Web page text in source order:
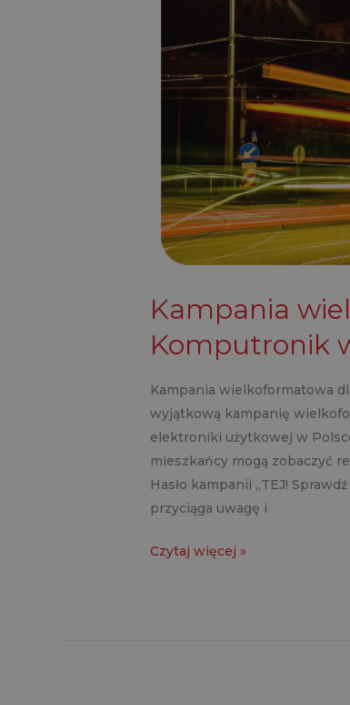
Kampania
Komputronik
Kampania wielkoformatowa
wyjątkową kampanię
elektroniki użytkowej w
mieszkańcy mogą zobaczyć
Hasło kampanii „TEJ!
przyciąga uwagę i
Czytaj więcej »